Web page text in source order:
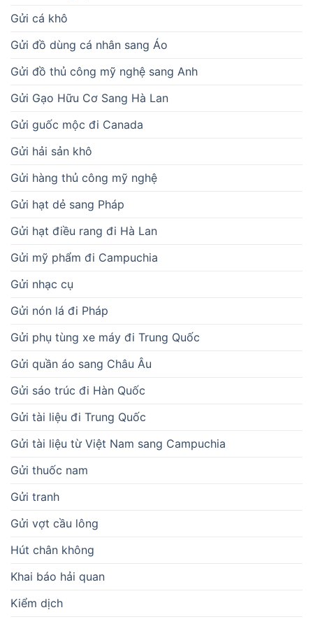
Gửi cá khô
Gửi đồ dùng cá nhân sang Áo
Gửi đồ thủ công mỹ nghệ sang Anh
Gửi Gạo Hữu Cơ Sang Hà Lan
Gửi guốc mộc đi Canada
Gửi hải sản khô
Gửi hàng thủ công mỹ nghệ
Gửi hạt dẻ sang Pháp
Gửi hạt điều rang đi Hà Lan
Gửi mỹ phẩm đi Campuchia
Gửi nhạc cụ
Gửi nón lá đi Pháp
Gửi phụ tùng xe máy đi Trung Quốc
Gửi quần áo sang Châu Âu
Gửi sáo trúc đi Hàn Quốc
Gửi tài liệu đi Trung Quốc
Gửi tài liệu từ Việt Nam sang Campuchia
Gửi thuốc nam
Gửi tranh
Gửi vợt cầu lông
Hút chân không
Khai báo hải quan
Kiểm dịch